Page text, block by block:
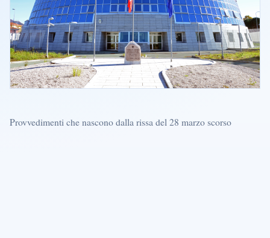
Provvedimenti che nascono dalla rissa del 28 marzo scorso